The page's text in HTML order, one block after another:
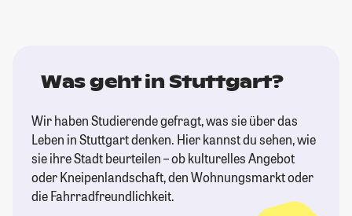
Was geht in Stuttgart?
Wir haben Studierende gefragt, was sie über das
Leben in Stuttgart denken. Hier kannst du sehen, wie
sie ihre Stadt beurteilen – ob kulturelles Angebot
oder Kneipenlandschaft, den Wohnungsmarkt oder
die Fahrradfreundlichkeit.